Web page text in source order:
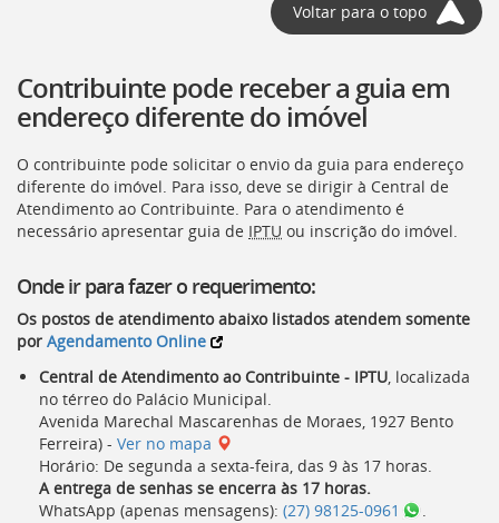
Voltar para o topo
Contribuinte pode receber a guia em
endereço diferente do imóvel
O contribuinte pode solicitar o envio da guia para endereço
diferente do imóvel. Para isso, deve se dirigir à Central de
Atendimento ao Contribuinte. Para o atendimento é
necessário apresentar guia de IPTU ou inscrição do imóvel.
Onde ir para fazer o requerimento:
Os postos de atendimento abaixo listados atendem somente
por Agendamento Online
Central de Atendimento ao Contribuinte - IPTU, localizada
no térreo do Palácio Municipal.
Avenida Marechal Mascarenhas de Moraes, 1927 Bento
Ferreira) - Ver no mapa
Horário: De segunda a sexta-feira, das 9 às 17 horas.
A entrega de senhas se encerra às 17 horas.
WhatsApp (apenas mensagens): (27) 98125-0961 .